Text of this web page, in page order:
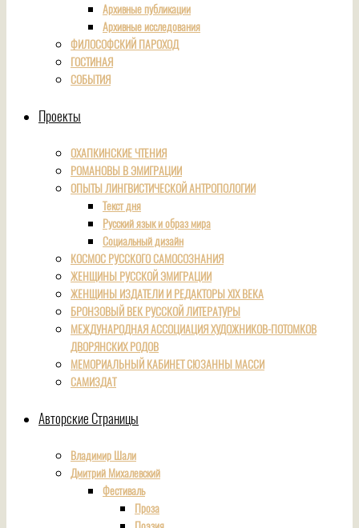
Архивные публикации
Архивные исследования
ФИЛОСОФСКИЙ ПАРОХОД
ГОСТИНАЯ
СОБЫТИЯ
Проекты
ОХАПКИНСКИЕ ЧТЕНИЯ
РОМАНОВЫ В ЭМИГРАЦИИ
ОПЫТЫ ЛИНГВИСТИЧЕСКОЙ АНТРОПОЛОГИИ
Текст дня
Русский язык и образ мира
Социальный дизайн
КОСМОС РУССКОГО САМОСОЗНАНИЯ
ЖЕНЩИНЫ РУССКОЙ ЭМИГРАЦИИ
ЖЕНЩИНЫ ИЗДАТЕЛИ И РЕДАКТОРЫ XIX ВЕКА
БРОНЗОВЫЙ ВЕК РУССКОЙ ЛИТЕРАТУРЫ
МЕЖДУНАРОДНАЯ АССОЦИАЦИЯ ХУДОЖНИКОВ-ПОТОМКОВ
ДВОРЯНСКИХ РОДОВ
МЕМОРИАЛЬНЫЙ КАБИНЕТ СЮЗАННЫ МАССИ
САМИЗДАТ
Авторские Страницы
Владимир Шали
Дмитрий Михалевский
Фестиваль
Проза